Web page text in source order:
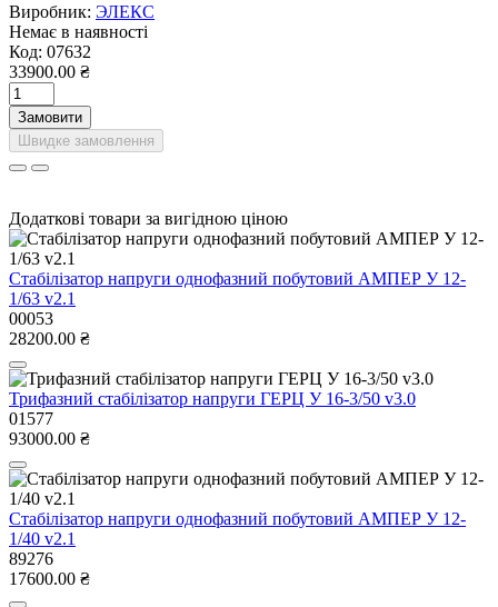
Виробник: ЭЛЕКС
Немає в наявності
Код: 07632
33900.00 ₴
Замовити
Швидке замовлення
Додаткові товари за вигідною ціною
Стабілізатор напруги однофазний побутовий АМПЕР У 12-
1/63 v2.1
00053
28200.00 ₴
Трифазний стабілізатор напруги ГЕРЦ У 16-3/50 v3.0
01577
93000.00 ₴
Стабілізатор напруги однофазний побутовий АМПЕР У 12-
1/40 v2.1
89276
17600.00 ₴